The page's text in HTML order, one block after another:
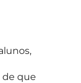
de que